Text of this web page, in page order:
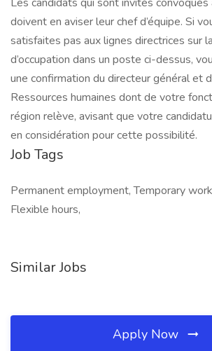
doivent en aviser leur chef d’équipe. Si
satisfaites pas aux lignes directrices sur
d’occupation dans un poste ci-dessus,
une confirmation du directeur général et
Ressources humaines dont de votre
région relève, avisant que votre
en considération pour cette possibilité.
Job Tags
Permanent employment, Temporary
Flexible hours,
Similar Jobs
Apply Now